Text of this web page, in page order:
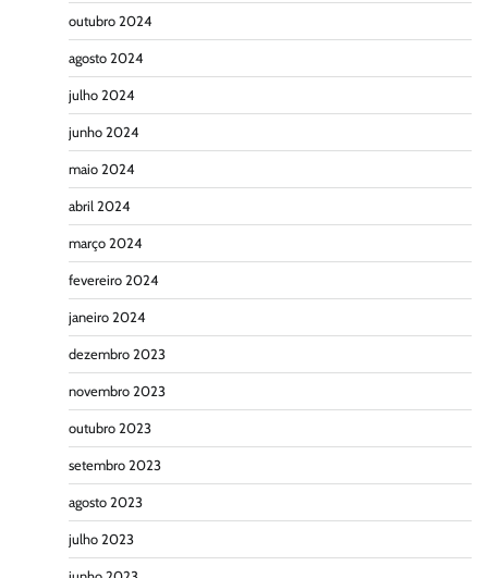
outubro 2024
agosto 2024
julho 2024
junho 2024
maio 2024
abril 2024
março 2024
fevereiro 2024
janeiro 2024
dezembro 2023
novembro 2023
outubro 2023
setembro 2023
agosto 2023
julho 2023